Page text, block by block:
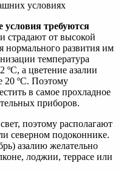
условия требуются
страдают от высокой
нормального развития им
температура
а цветение азалии
20 ºC. Поэтому
в самое прохладное
приборов.
поэтому располагают
северном подоконнике.
азалию желательно
лоджии, террасе или